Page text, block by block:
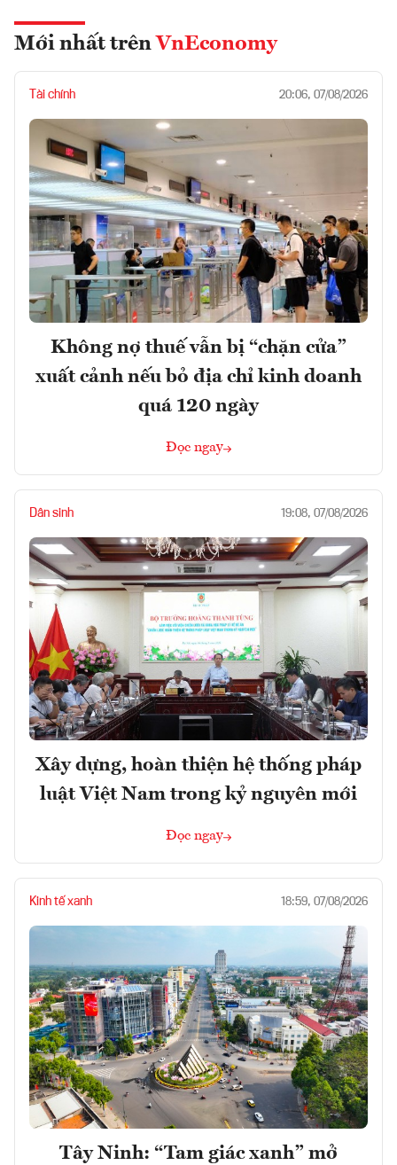
Mới nhất trên VnEconomy
Tài chính 20:06, 07/08/2026
Không nợ thuế vẫn bị “chặn cửa”
xuất cảnh nếu bỏ địa chỉ kinh doanh
quá 120 ngày
Đọc ngay
Dân sinh 19:08, 07/08/2026
Xây dựng, hoàn thiện hệ thống pháp
luật Việt Nam trong kỷ nguyên mới
Đọc ngay
Kinh tế xanh 18:59, 07/08/2026
Tây Ninh: “Tam giác xanh” mở